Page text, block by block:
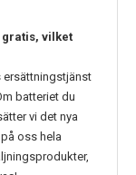
gratis, vilket
ersättningstjänst
batteriet du
vi det nya
oss hela